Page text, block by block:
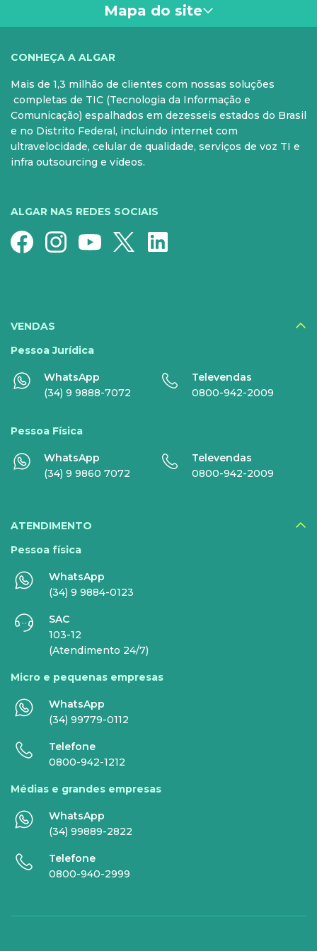
meio de software. As SD-WANs são uma das formas
pelas quais os princípios da SDN podem ser
nem todas as redes construídas com SDN são SD-
Mapa do site
PARA SUA CASA
Internet Fibra
Fixo
Super Wi-Fi
CELULAR
Controle e Pós
Aparelhos
DIGITAIS
Disney+
Nomo Music
Sky+
HBO Max
Veja todos serviços
EMPRESAS
INTERNET
Internet Fibra
Comunicação de Dados
Super Wi-Fi
Internet Essence
SERVIÇOS
DIGITAIS
Compartilhe Energia
CONHEÇA A ALGAR
Mais de 1,3 milhão de clientes com nossas soluções
completas de TIC (Tecnologia da Informação e
Comunicação) espalhados em dezesseis estados do Brasil
e no Distrito Federal, incluindo internet com
ultravelocidade, celular de qualidade, serviços de voz TI e
infra outsourcing e vídeos.
ALGAR NAS REDES SOCIAIS
VENDAS
Pessoa Jurídica
WhatsApp
(34) 9 9888-7072
Televendas
0800-942-2009
Pessoa Física
WhatsApp
(34) 9 9860 7072
Televendas
0800-942-2009
ATENDIMENTO
Pessoa física
WhatsApp
(34) 9 9884-0123
SAC
103-12
(Atendimento 24/7)
Micro e pequenas empresas
WhatsApp
(34) 99779-0112
Telefone
0800-942-1212
Médias e grandes empresas
WhatsApp
(34) 99889-2822
Telefone
0800-940-2999